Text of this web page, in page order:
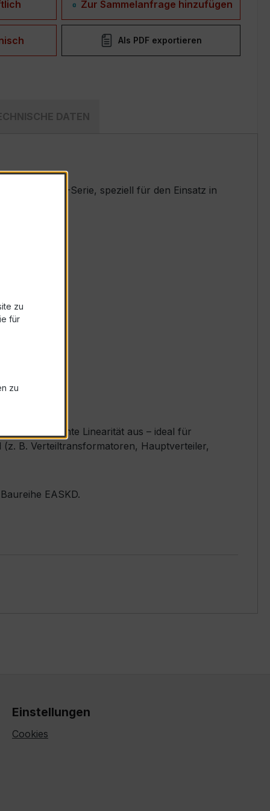
Zur Sammelanfrage hinzufügen
Als PDF exportieren
DATEN
EASKD-Serie, speziell für den Einsatz in
und exzellente Linearität aus – ideal für
B. Verteiltransformatoren, Hauptverteiler,
EASKD.
Einstellungen
Cookies
zu
für
zu